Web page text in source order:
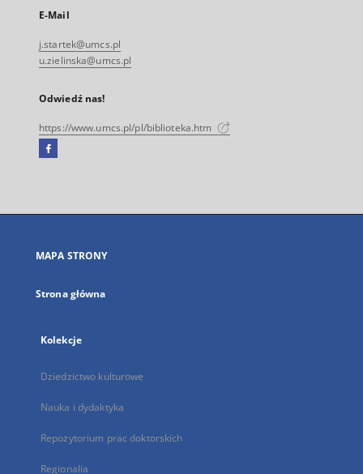
E-Mail
j.startek@umcs.pl
u.zielinska@umcs.pl
Odwiedź nas!
https://www.umcs.pl/pl/biblioteka.htm
Facebook
się
karcie
MAPA STRONY
Strona główna
Kolekcje
Dziedzictwo kulturowe
Nauka i dydaktyka
Repozytorium prac doktorskich
Regionalia